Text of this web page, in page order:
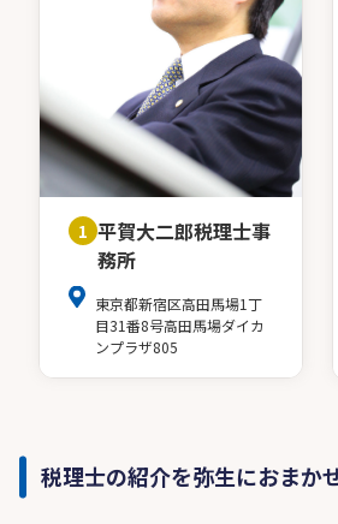
1 平賀大二郎税理士事
務所
東京都新宿区高田馬場1丁
目31番8号高田馬場ダイカ
ンプラザ805
税理士の紹介を弥生におまか